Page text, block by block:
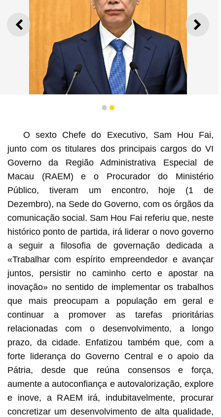
ANTERIOR
Chefe do Executivo do VI Governo da RAEM, Sam Hou
Fai, discursa na conferência de imprensa.
1 2
O sexto Chefe do Executivo, Sam Hou Fai,
junto com os titulares dos principais cargos do VI
Governo da Região Administrativa Especial de
Macau (RAEM) e o Procurador do Ministério
Público, tiveram um encontro, hoje (1 de
Dezembro), na Sede do Governo, com os órgãos da
comunicação social. Sam Hou Fai referiu que, neste
histórico ponto de partida, irá liderar o novo governo
a seguir a filosofia de governação dedicada a
«Trabalhar com espírito empreendedor e avançar
juntos, persistir no caminho certo e apostar na
inovação» no sentido de implementar os trabalhos
que mais preocupam a população em geral e
continuar a promover as tarefas prioritárias
relacionadas com o desenvolvimento, a longo
prazo, da cidade. Enfatizou também que, com a
forte liderança do Governo Central e o apoio da
Pátria, desde que reúna consensos e força,
aumente a autoconfiança e autovalorização, explore
e inove, a RAEM irá, indubitavelmente, procurar
concretizar um desenvolvimento de alta qualidade,